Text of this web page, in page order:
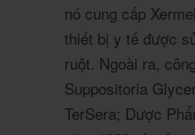
nó cung cấp
thiết bị y tế được
ruột. Ngoài ra,
Suppositoria
TerSera; Dược